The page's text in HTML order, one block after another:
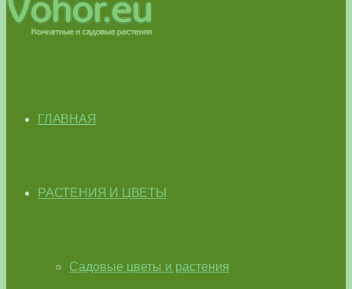
ГЛАВНАЯ
РАСТЕНИЯ И ЦВЕТЫ
Садовые цветы и растения